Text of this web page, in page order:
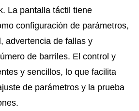
La pantalla táctil tiene
configuración de parámetros,
advertencia de fallas y
de barriles. El control y
y sencillos, lo que facilita
de parámetros y la prueba